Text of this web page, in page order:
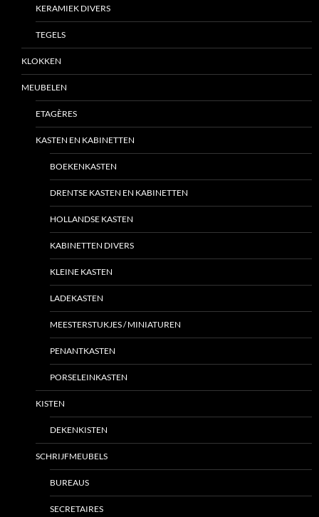
KERAMIEK DIVERS
TEGELS
KLOKKEN
MEUBELEN
ETAGÈRES
KASTEN EN KABINETTEN
BOEKENKASTEN
DRENTSE KASTEN EN KABINETTEN
HOLLANDSE KASTEN
KABINETTEN DIVERS
KLEINE KASTEN
LADEKASTEN
MEESTERSTUKJES / MINIATUREN
PENANTKASTEN
PORSELEINKASTEN
KISTEN
DEKENKISTEN
SCHRIJFMEUBELS
BUREAUS
SECRETAIRES